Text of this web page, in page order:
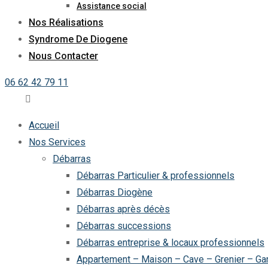
Assistance social
Nos Réalisations
Syndrome De Diogene
Nous Contacter
06 62 42 79 11
Accueil
Nos Services
Débarras
Débarras Particulier & professionnels
Débarras Diogène
Débarras après décès
Débarras successions
Débarras entreprise & locaux professionnels
Appartement – Maison – Cave – Grenier –